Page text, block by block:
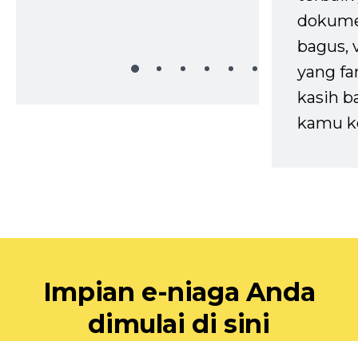
bagus,
yang
kasih
kamu
Impian e-niaga Anda
dimulai di sini